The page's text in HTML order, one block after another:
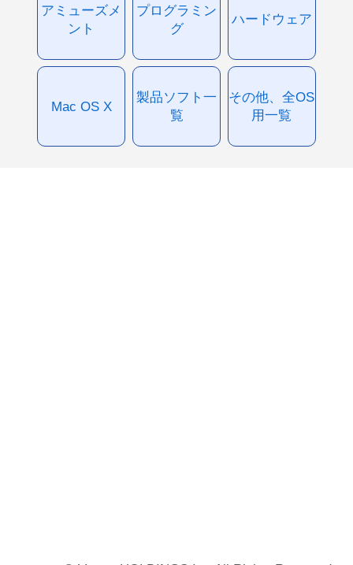
アミューズメ
ント
プログラミン
グ
ハードウェア
Mac OS X
製品ソフト一
覧
その他、全OS
用一覧